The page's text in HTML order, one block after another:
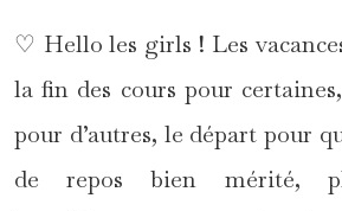
♡ Hello les girls ! Les
la fin des cours pour
pour d’autres, le départ pour
de repos bien mérité,